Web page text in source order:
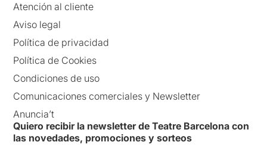
Atención al cliente
Aviso legal
Política de privacidad
Política de Cookies
Condiciones de uso
Comunicaciones comerciales y Newsletter
Anuncia’t
Quiero recibir la newsletter de Teatre Barcelona con
las novedades, promociones y sorteos